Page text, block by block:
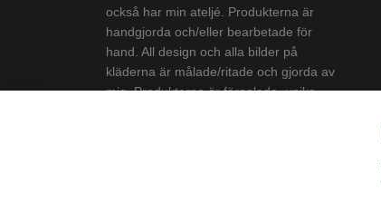
också har min ateljé. Produkterna är
handgjorda och/eller bearbetade för
hand. All design och alla bilder på
kläderna är målade/ritade och gjorda av
mig. Produkterna är färgglada, unika